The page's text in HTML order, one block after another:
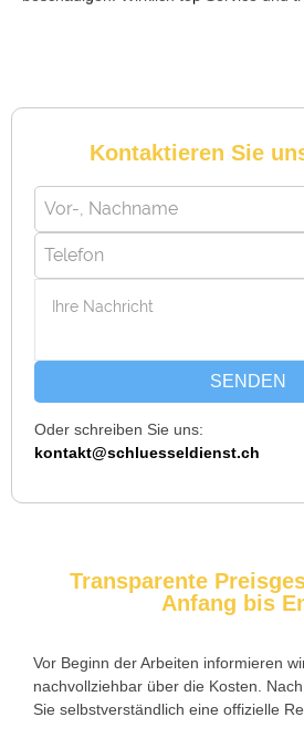
schon, sie müsste aufgebrochen
Michael B. aus Bassersdorf
Service rufen. Techniker war schnell da,
Daniel W. aus Uster
Zuverlässiger Service bei einem
Die Tür wurde ohne Kratzer geöffnet,
Kontaktieren Sie
SENDEN
Oder schreiben Sie uns:
kontakt@schluesseldienst.ch
Transparente
Anfang bis
Vor Beginn der Arbeiten informieren
nachvollziehbar über die Kosten.
Sie selbstverständlich eine offizielle